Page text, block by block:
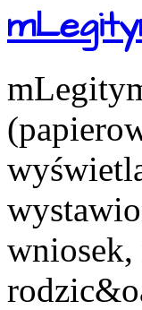
wniosek,